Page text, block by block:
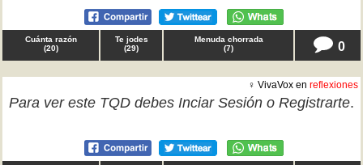
Cuánta razón
(20)
Te jodes
(29)
Menuda chorrada
(7) 0
♀ VivaVox en reflexiones
Para ver este TQD debes Inciar Sesión o Registrarte.